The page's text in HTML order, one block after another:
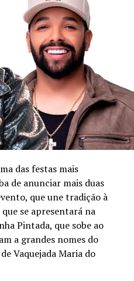
das festas mais
de anunciar mais duas
que une tradição à
se apresentará na
Pintada, que sobe ao
a grandes nomes do
Vaquejada Maria do